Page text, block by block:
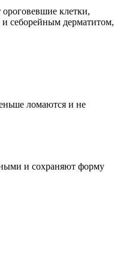
ороговевшие клетки,
себорейным дерматитом,
ломаются и не
и сохраняют форму